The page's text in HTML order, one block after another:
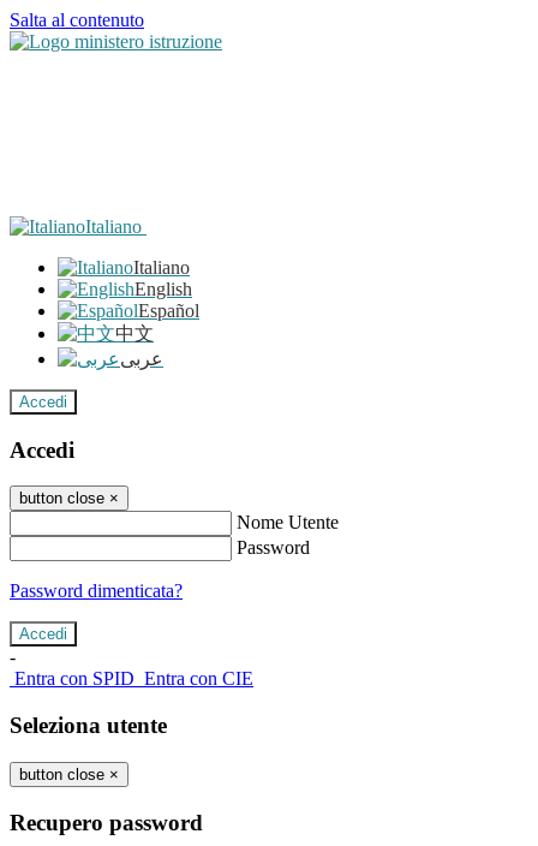
Salta al contenuto
Italiano
Italiano
English
Español
中文
عربى
Accedi
Accedi
button close ×
Nome Utente
Password
Password dimenticata?
-
Entra con SPID Entra con CIE
Seleziona utente
button close ×
Recupero password